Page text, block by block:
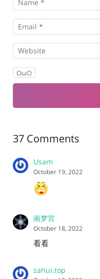
OωO
37 Comments
Usam
October 19, 2022
南梦宫
October 18, 2022
看看
zahui.top